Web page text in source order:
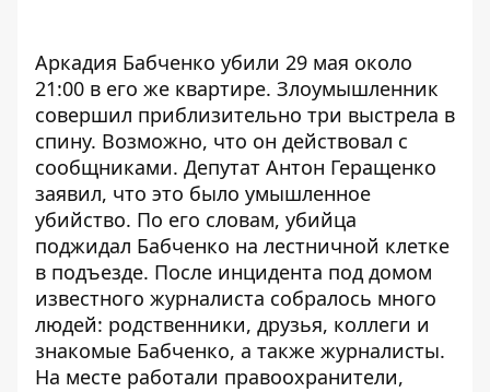
Аркадия Бабченко убили 29 мая около
21:00 в его же квартире. Злоумышленник
совершил приблизительно три выстрела в
спину. Возможно, что он действовал с
сообщниками. Депутат Антон Геращенко
заявил, что это было умышленное
убийство. По его словам, убийца
поджидал Бабченко на лестничной клетке
в подъезде. После инцидента под домом
известного журналиста собралось много
людей: родственники, друзья, коллеги и
знакомые Бабченко, а также журналисты.
На месте работали правоохранители,